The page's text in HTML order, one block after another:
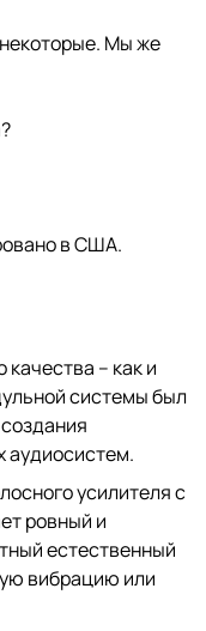
Мы же
в США.
– как и
системы был
аудиосистем.
усилителя с
ровный и
естественный
вибрацию или